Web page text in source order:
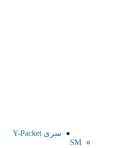
سری Y-Packet
SM